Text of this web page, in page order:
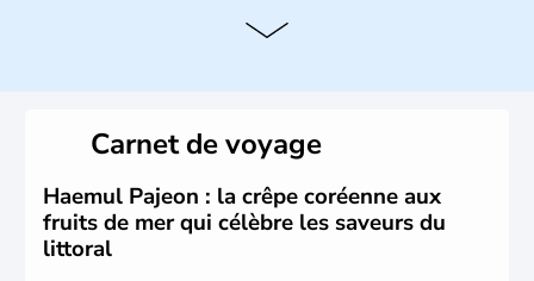
Histoire et administration
christianisme et le bouddhisme en sont les deux
principales religions. Ce pays partage sa culture avec la
Corée du Nord. Les Jeux Olympiques s’y sont déroulés en
1988, de même que la Coupe du Monde de football en
2002, en collaboration avec le Japon.
Carnet de voyage
Haemul Pajeon : la crêpe coréenne aux
fruits de mer qui célèbre les saveurs du
littoral